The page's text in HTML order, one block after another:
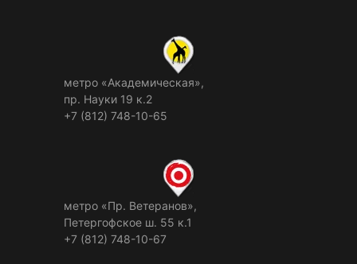
метро «Академическая»,
пр. Науки 19 к.2
+7 (812) 748-10-65
метро «Пр. Ветеранов»,
Петергофское ш. 55 к.1
+7 (812) 748-10-67